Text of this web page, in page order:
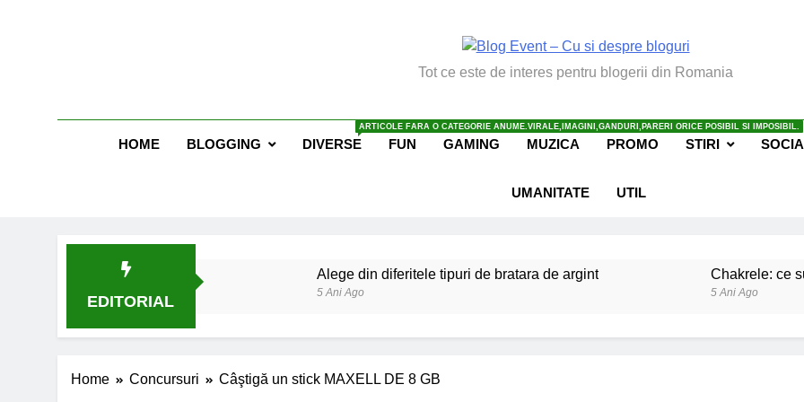
Blog Event – Cu Si Despre
Tot ce este de interes pentru blogerii din Romania
HOME BLOGGING DIVERSE
ARTICOLE FARA O CATEGORIE ANUME.VIRALE,IMAGINI,GANDURI,PARERI ORICE POSIBIL SI IMPOSIBIL.
FUN GAMING MUZICA PROMO STIRI
UMANITATE UTIL
EDITORIAL
Alege din diferitele tipuri de bratara de argint
5 Ani Ago
Chakrele: ce
5 Ani Ago
6 Ani Ago 6 Ani Ago
6 Ani Ago
Home Concursuri Câştigă un stick MAXELL DE 8 GB